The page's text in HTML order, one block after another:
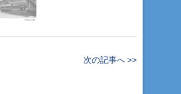
次の記事へ >>